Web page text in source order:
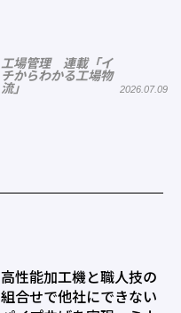
工場管理 連載「イ
チからわかる工場物
流」
2026.07.09
高性能加工機と職人技の
組合せで他社にできない